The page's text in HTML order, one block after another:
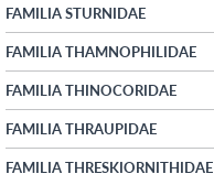
FAMILIA STURNIDAE
FAMILIA THAMNOPHILIDAE
FAMILIA THINOCORIDAE
FAMILIA THRAUPIDAE
FAMILIA THRESKIORNITHIDAE